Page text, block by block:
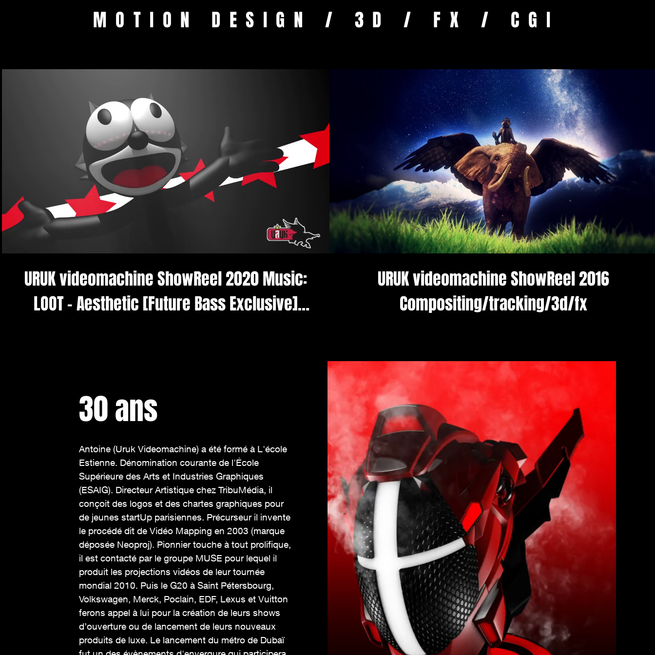
MOTION DESIGN / 3D / FX / CGI
Lire la vidéo
URUK videomachine ShowReel 2020 Music:
LOOT - Aesthetic [Future Bass Exclusive]
Lire la vidéo
URUK videomachine ShowReel 2016
Compositing/tracking/3d/fx
30 ans
Antoine (Uruk Videomachine) a été formé à L'école
Estienne. Dénomination courante de l'École
Supérieure des Arts et Industries Graphiques
(ESAIG). Directeur Artistique chez TribuMédia, il
conçoit des logos et des chartes graphiques pour
de jeunes startUp parisiennes. Précurseur il invente
le procédé dit de Vidéo Mapping en 2003 (marque
déposée Neoproj). Pionnier touche à tout prolifique,
il est contacté par le groupe MUSE pour lequel il
produit les projections vidéos de leur tournée
mondial 2010. Puis le G20 à Saint Pétersbourg,
Volkswagen, Merck, Poclain, EDF, Lexus et Vuitton
ferons appel à lui pour la création de leurs shows
d’ouverture ou de lancement de leurs nouveaux
produits de luxe. Le lancement du métro de Dubaï